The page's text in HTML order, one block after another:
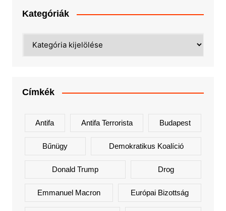
Kategóriák
Címkék
Antifa Antifa Terrorista Budapest
Bűnügy Demokratikus Koalíció
Donald Trump Drog
Emmanuel Macron Európai Bizottság